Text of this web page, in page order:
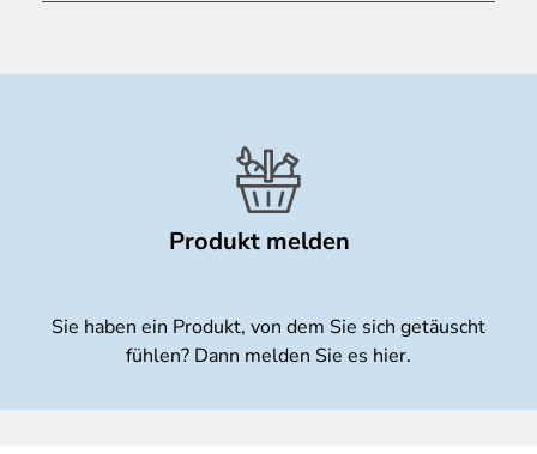
Produkt melden
Sie haben ein Produkt, von dem Sie sich getäuscht
fühlen? Dann melden Sie es hier.